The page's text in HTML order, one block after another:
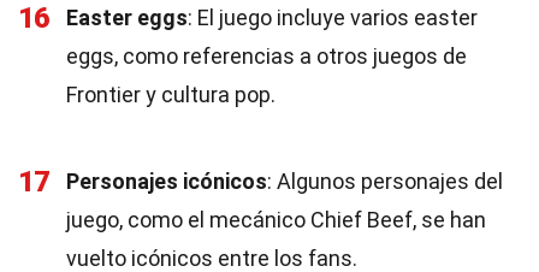
16 Easter eggs: El juego incluye varios easter
eggs, como referencias a otros juegos de
Frontier y cultura pop.
17 Personajes icónicos: Algunos personajes del
juego, como el mecánico Chief Beef, se han
vuelto icónicos entre los fans.